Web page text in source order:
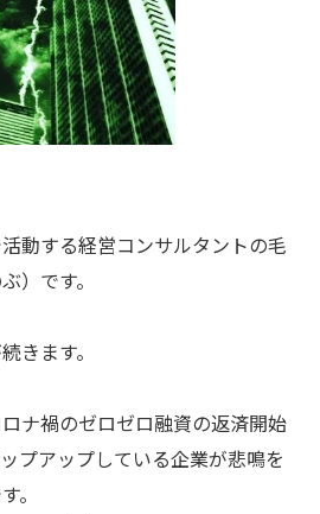
動する経営コンサルタントの毛
）です。
きます。
ナ禍のゼロゼロ融資の返済開始
プアップしている企業が悲鳴を
。